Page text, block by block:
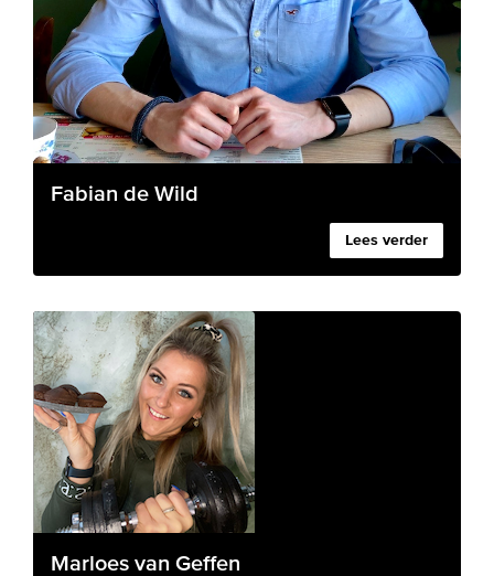
Fabian de Wild
Lees verder
Marloes van Geffen